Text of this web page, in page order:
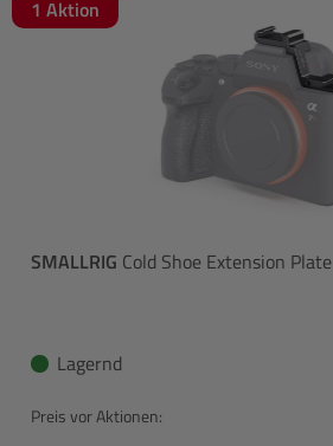
1 Aktion
SMALLRIG Cold Shoe Extension Plate
Lagernd
Preis vor Aktionen: